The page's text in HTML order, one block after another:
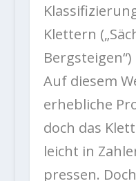
Klettern
Auf diesem
erhebliche
doch das
leicht in
pressen.